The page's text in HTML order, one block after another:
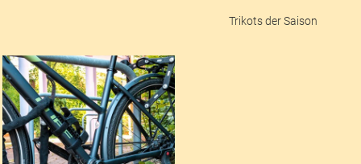
Trikots der Saison